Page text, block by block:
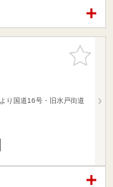
お気に入
りに追加
り国道16号・旧水戸街道